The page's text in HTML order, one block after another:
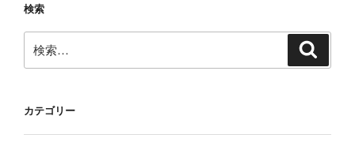
検索
索:
カテゴリー